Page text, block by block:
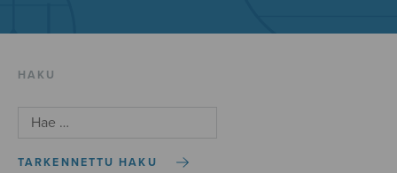
HAKU
TARKENNETTU HAKU